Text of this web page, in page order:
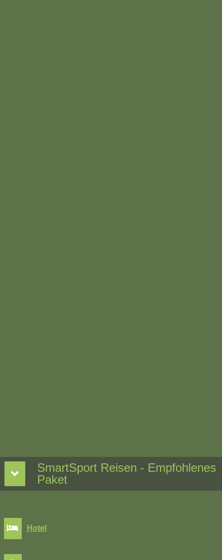
SmartSport Reisen - Empfohlenes
Paket
Hotel